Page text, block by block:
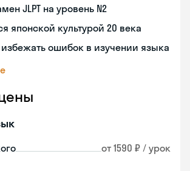
JLPT на уровень N2
японской культурой 20 века
избежать ошибок в изучении языка
от 1590 ₽ / урок